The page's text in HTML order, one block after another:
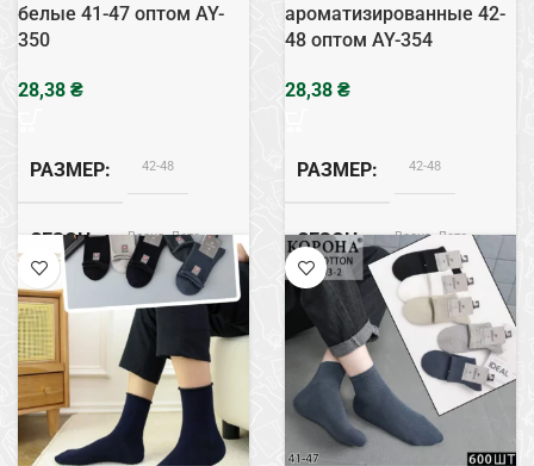
белые 41-47 оптом AY-
350
₴
РАЗМЕР 42-48
СЕЗОН Весна, Лето
ЦВЕТ Белый
СОСТАВ Бамбук
ТИП
ароматизированные 42-
48 оптом AY-354
₴
РАЗМЕР 42-48
СЕЗОН Весна, Лето
СОСТАВ Бамбук
ТИП Сетка